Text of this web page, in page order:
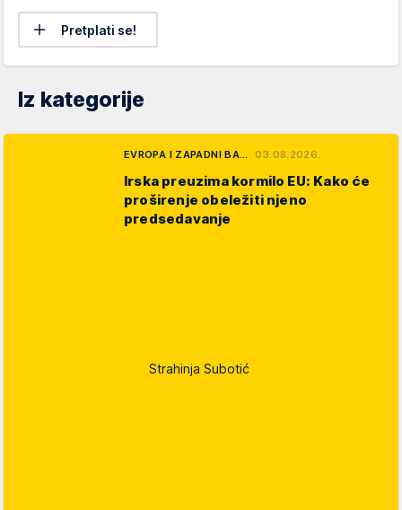
Pretplati se!
Iz kategorije
EVROPA I ZAPADNI BA… 03.08.2026.
Irska preuzima kormilo EU: Kako će
proširenje obeležiti njeno
predsedavanje
Strahinja Subotić